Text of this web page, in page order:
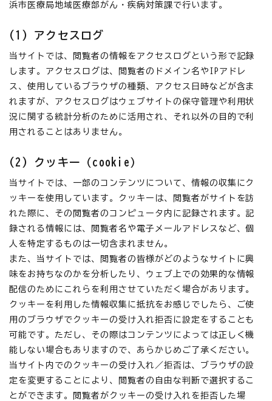
浜市医療局地域医療部がん・疾病対策課で行います。
(1) アクセスログ
当サイトでは、閲覧者の情報をアクセスログという形で記録
します。アクセスログは、閲覧者のドメイン名やIPアドレ
ス、使用しているブラウザの種類、アクセス日時などが含ま
れますが、アクセスログはウェブサイトの保守管理や利用状
況に関する統計分析のために活用され、それ以外の目的で利
用されることはありません。
(2) クッキー（cookie）
当サイトでは、一部のコンテンツについて、情報の収集にク
ッキーを使用しています。クッキーは、閲覧者がサイトを訪
れた際に、その閲覧者のコンピュータ内に記録されます。記
録される情報には、閲覧者名や電子メールアドレスなど、個
人を特定するものは一切含まれません。
また、当サイトでは、閲覧者の皆様がどのようなサイトに興
味をお持ちなのかを分析したり、ウェブ上での効果的な情報
配信のためにこれらを利用させていただく場合があります。
クッキーを利用した情報収集に抵抗をお感じでしたら、ご使
用のブラウザでクッキーの受け入れ拒否に設定をすることも
可能です。ただし、その際はコンテンツによっては正しく機
能しない場合もありますので、あらかじめご了承ください。
当サイト内でのクッキーの受け入れ／拒否は、ブラウザの設
定を変更することにより、閲覧者の自由な判断で選択するこ
とができます。閲覧者がクッキーの受け入れを拒否した場